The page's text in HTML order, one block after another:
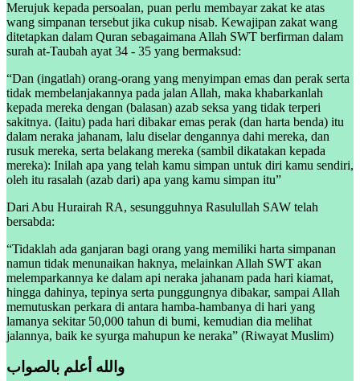
Merujuk kepada persoalan, puan perlu membayar zakat ke atas
wang simpanan tersebut jika cukup nisab. Kewajipan zakat wang
ditetapkan dalam Quran sebagaimana Allah SWT berfirman dalam
surah at-Taubah ayat 34 - 35 yang bermaksud:
“Dan (ingatlah) orang-orang yang menyimpan emas dan perak serta
tidak membelanjakannya pada jalan Allah, maka khabarkanlah
kepada mereka dengan (balasan) azab seksa yang tidak terperi
sakitnya. (Iaitu) pada hari dibakar emas perak (dan harta benda) itu
dalam neraka jahanam, lalu diselar dengannya dahi mereka, dan
rusuk mereka, serta belakang mereka (sambil dikatakan kepada
mereka): Inilah apa yang telah kamu simpan untuk diri kamu sendiri,
oleh itu rasalah (azab dari) apa yang kamu simpan itu”
Dari Abu Hurairah RA, sesungguhnya Rasulullah SAW telah
bersabda:
“Tidaklah ada ganjaran bagi orang yang memiliki harta simpanan
namun tidak menunaikan haknya, melainkan Allah SWT akan
melemparkannya ke dalam api neraka jahanam pada hari kiamat,
hingga dahinya, tepinya serta punggungnya dibakar, sampai Allah
memutuskan perkara di antara hamba-hambanya di hari yang
lamanya sekitar 50,000 tahun di bumi, kemudian dia melihat
jalannya, baik ke syurga mahupun ke neraka” (Riwayat Muslim)
والله أعلم بالصواب